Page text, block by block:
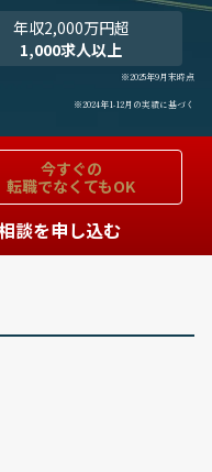
年収2,000万円超
1,000求人以上
※2025年9月末時点
※2024年1-12月の実績に基づく
今すぐの
転職でなくてもOK
談を申し込む